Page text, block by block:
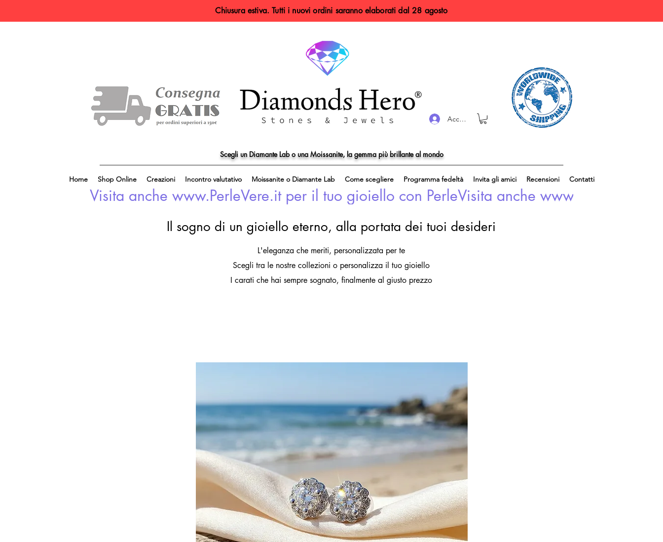
Chiusura estiva. Tutti i nuovi ordini saranno elaborati dal 28 agosto
Accedi
Scegli un Diamante Lab o una Moissanite, la gemma più brillante al mondo
Home Shop Online Creazioni Incontro valutativo Moissanite o Diamante Lab Come scegliere Programma fedeltà Invita gli amici Recensioni Contatti
Visita anche www.PerleVere.it per il tuo gioiello con Perle
Il sogno di un gioiello eterno, alla portata dei tuoi desideri
L'eleganza che meriti, personalizzata per te
Scegli tra le nostre collezioni o personalizza il tuo gioiello
I carati che hai sempre sognato, finalmente al giusto prezzo